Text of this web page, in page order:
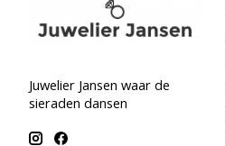
Juwelier Jansen waar de
sieraden dansen